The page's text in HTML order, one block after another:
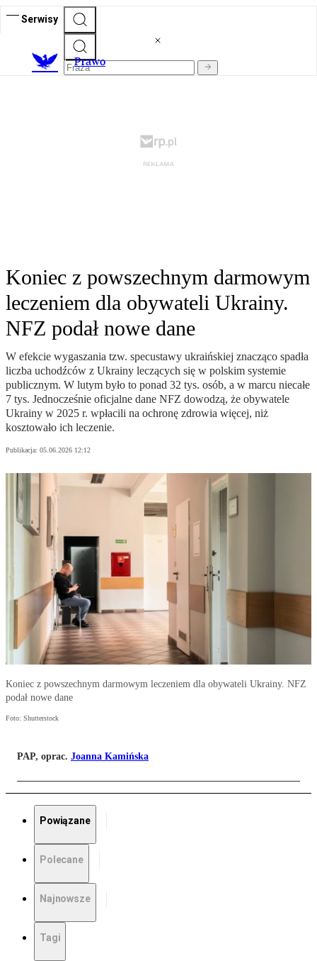
Serwisy
Prawo
Koniec z powszechnym darmowym
leczeniem dla obywateli Ukrainy.
NFZ podał nowe dane
W efekcie wygaszania tzw. specustawy ukraińskiej znacząco spadła
liczba uchodźców z Ukrainy leczących się w polskim systemie
publicznym. W lutym było to ponad 32 tys. osób, a w marcu niecałe
7 tys. Jednocześnie oficjalne dane NFZ dowodzą, że obywatele
Ukrainy w 2025 r. wpłacili na ochronę zdrowia więcej, niż
kosztowało ich leczenie.
Publikacja: 05.06.2026 12:12
Koniec z powszechnym darmowym leczeniem dla obywateli Ukrainy. NFZ
podał nowe dane
Foto: Shutterstock
PAP, oprac. Joanna Kamińska
Powiązane
Polecane
Najnowsze
Tagi